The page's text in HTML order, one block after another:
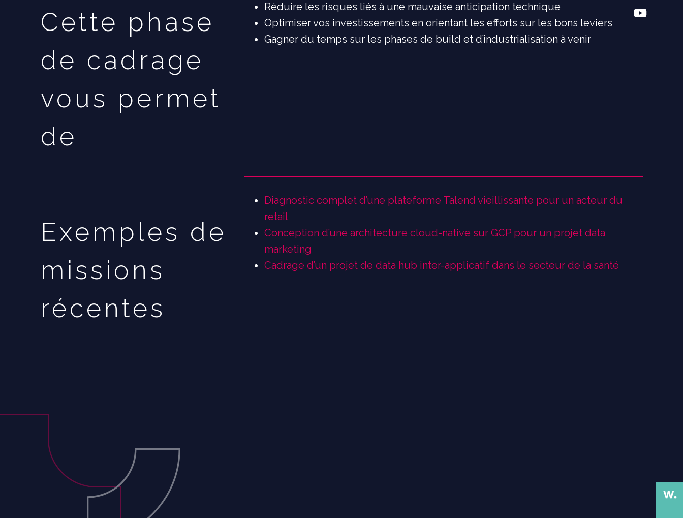
Cette phase
de cadrage
vous permet
de
Réduire les risques liés à une mauvaise anticipation technique
Optimiser vos investissements en orientant les efforts sur les bons leviers
Gagner du temps sur les phases de build et d’industrialisation à venir
Exemples de
missions
récentes
Diagnostic complet d’une plateforme Talend vieillissante pour un acteur du
retail
Conception d’une architecture cloud-native sur GCP pour un projet data
marketing
Cadrage d’un projet de data hub inter-applicatif dans le secteur de la santé